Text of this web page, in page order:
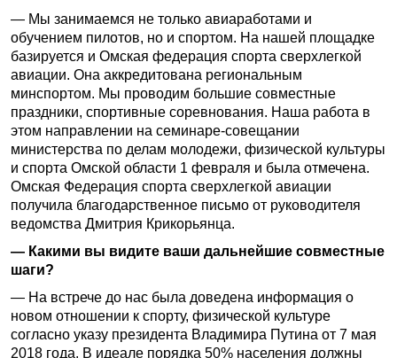
— Мы занимаемся не только авиаработами и
обучением пилотов, но и спортом. На нашей площадке
базируется и Омская федерация спорта сверхлегкой
авиации. Она аккредитована региональным
минспортом. Мы проводим большие совместные
праздники, спортивные соревнования. Наша работа в
этом направлении на семинаре-совещании
министерства по делам молодежи, физической культуры
и спорта Омской области 1 февраля и была отмечена.
Омская Федерация спорта сверхлегкой авиации
получила благодарственное письмо от руководителя
ведомства Дмитрия Крикорьянца.
— Какими вы видите ваши дальнейшие совместные
шаги?
— На встрече до нас была доведена информация о
новом отношении к спорту, физической культуре
согласно указу президента Владимира Путина от 7 мая
2018 года. В идеале порядка 50% населения должны